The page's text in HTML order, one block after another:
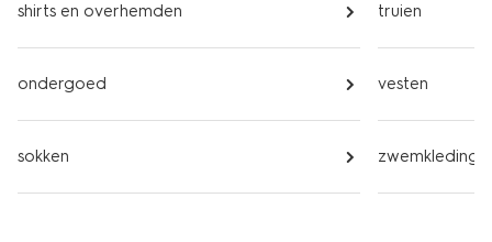
shirts en overhemden
ondergoed
sokken
truien
vesten
zwemkleding